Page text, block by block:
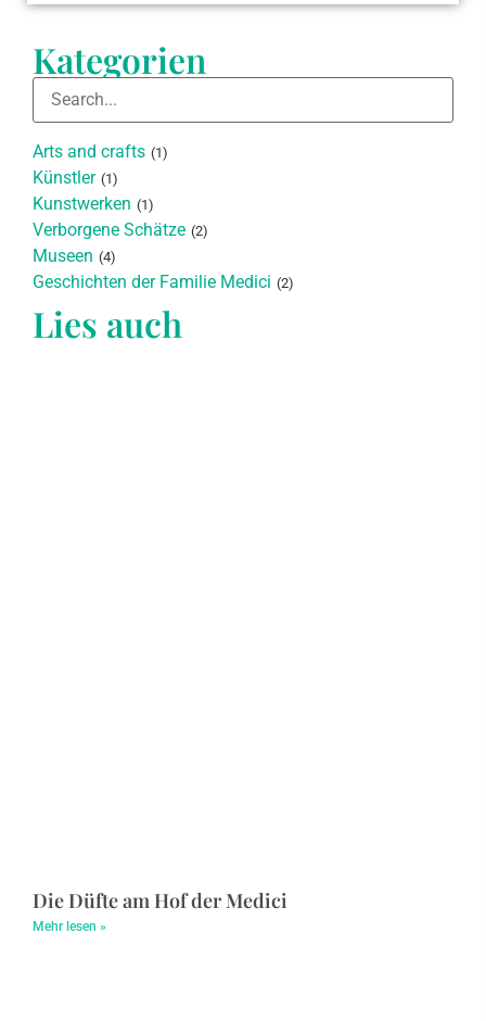
Kategorien
Arts and crafts (1)
Künstler (1)
Kunstwerken (1)
Verborgene Schätze (2)
Museen (4)
Geschichten der Familie Medici (2)
Lies auch
Die Düfte am Hof der Medici
Mehr lesen »